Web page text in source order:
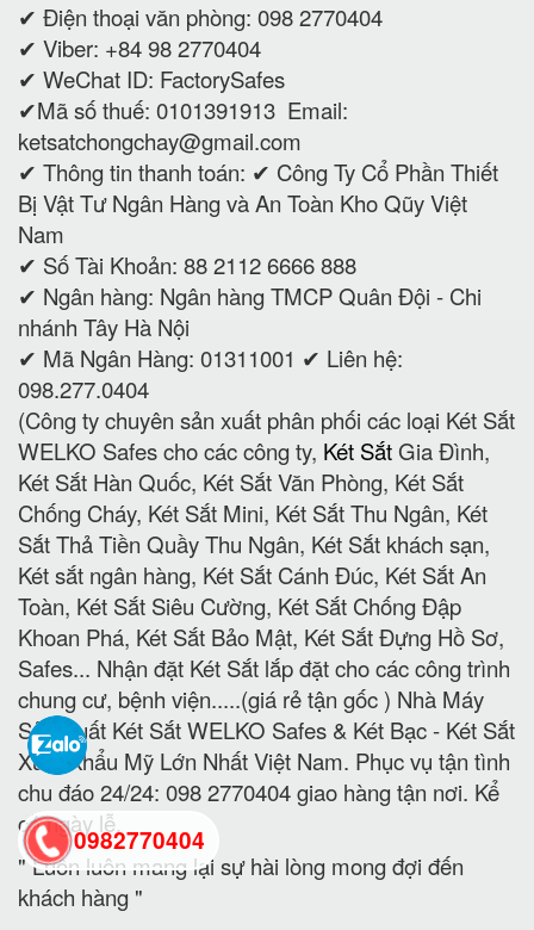
✔ Điện thoại văn phòng: 098 2770404
✔ Viber: +84 98 2770404
✔ WeChat ID: FactorySafes
✔Mã số thuế: 0101391913 Email:
ketsatchongchay@gmail.com
✔ Thông tin thanh toán: ✔ Công Ty Cổ Phần Thiết
Bị Vật Tư Ngân Hàng và An Toàn Kho Qũy Việt
Nam
✔ Số Tài Khoản: 88 2112 6666 888
✔ Ngân hàng: Ngân hàng TMCP Quân Đội - Chi
nhánh Tây Hà Nội
✔ Mã Ngân Hàng: 01311001 ✔ Liên hệ:
098.277.0404
(Công ty chuyên sản xuất phân phối các loại Két Sắt
WELKO Safes cho các công ty, Két Sắt Gia Đình,
Két Sắt Hàn Quốc, Két Sắt Văn Phòng, Két Sắt
Chống Cháy, Két Sắt Mini, Két Sắt Thu Ngân, Két
Sắt Thả Tiền Quầy Thu Ngân, Két Sắt khách sạn,
Két sắt ngân hàng, Két Sắt Cánh Đúc, Két Sắt An
Toàn, Két Sắt Siêu Cường, Két Sắt Chống Đập
Khoan Phá, Két Sắt Bảo Mật, Két Sắt Đựng Hồ Sơ,
Safes... Nhận đặt Két Sắt lắp đặt cho các công trình
chung cư, bệnh viện.....(giá rẻ tận gốc ) Nhà Máy
Sản Xuất Két Sắt WELKO Safes & Két Bạc - Két Sắt
Xuất Khẩu Mỹ Lớn Nhất Việt Nam. Phục vụ tận tình
chu đáo 24/24: 098 2770404 giao hàng tận nơi. Kể
cả ngày lễ.
" Luôn luôn mang lại sự hài lòng mong đợi đến
khách hàng "
0982770404